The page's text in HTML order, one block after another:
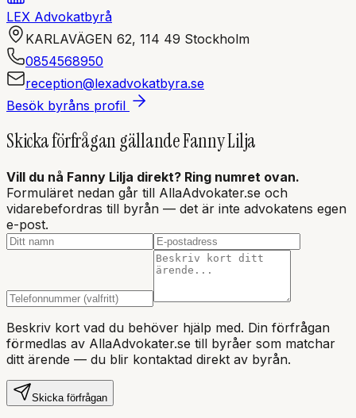
LEX Advokatbyrå
KARLAVÄGEN 62, 114 49 Stockholm
0854568950
reception@lexadvokatbyra.se
Besök byråns profil
Skicka förfrågan gällandeFanny Lilja
Vill du nå Fanny Lilja direkt? Ring numret ovan.
Formuläret nedan går till AllaAdvokater.se och
vidarebefordras till byrån — det är inte advokatens egen
e-post.
Beskriv kort vad du behöver hjälp med. Din förfrågan
förmedlas av AllaAdvokater.se till byråer som matchar
ditt ärende — du blir kontaktad direkt av byrån.
Skicka förfrågan